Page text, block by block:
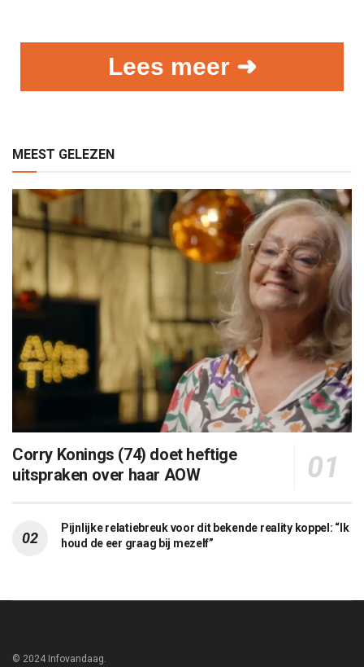
Lees meer ➜
MEEST GELEZEN
Corry Konings (74) doet heftige
uitspraken over haar AOW
Pijnlijke relatiebreuk voor dit bekende reality koppel: “Ik
houd de eer graag bij mezelf”
© 2024 Infovandaag.